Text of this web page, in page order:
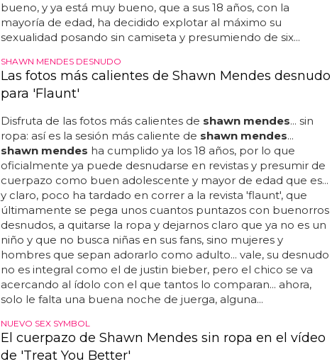
bueno, y ya está muy bueno, que a sus 18 años, con la
mayoría de edad, ha decidido explotar al máximo su
sexualidad posando sin camiseta y presumiendo de six...
SHAWN MENDES DESNUDO
Las fotos más calientes de Shawn Mendes desnudo
para 'Flaunt'
Disfruta de las fotos más calientes de shawn mendes... sin
ropa: así es la sesión más caliente de shawn mendes...
shawn mendes ha cumplido ya los 18 años, por lo que
oficialmente ya puede desnudarse en revistas y presumir de
cuerpazo como buen adolescente y mayor de edad que es...
y claro, poco ha tardado en correr a la revista 'flaunt', que
últimamente se pega unos cuantos puntazos con buenorros
desnudos, a quitarse la ropa y dejarnos claro que ya no es un
niño y que no busca niñas en sus fans, sino mujeres y
hombres que sepan adorarlo como adulto... vale, su desnudo
no es integral como el de justin bieber, pero el chico se va
acercando al ídolo con el que tantos lo comparan... ahora,
solo le falta una buena noche de juerga, alguna...
NUEVO SEX SYMBOL
El cuerpazo de Shawn Mendes sin ropa en el vídeo
de 'Treat You Better'